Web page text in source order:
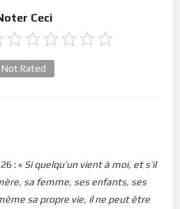
Ceci
Not Rated
: « Si quelqu’un vient à moi, et s’il
sa femme, ses enfants, ses
sa propre vie, il ne peut être